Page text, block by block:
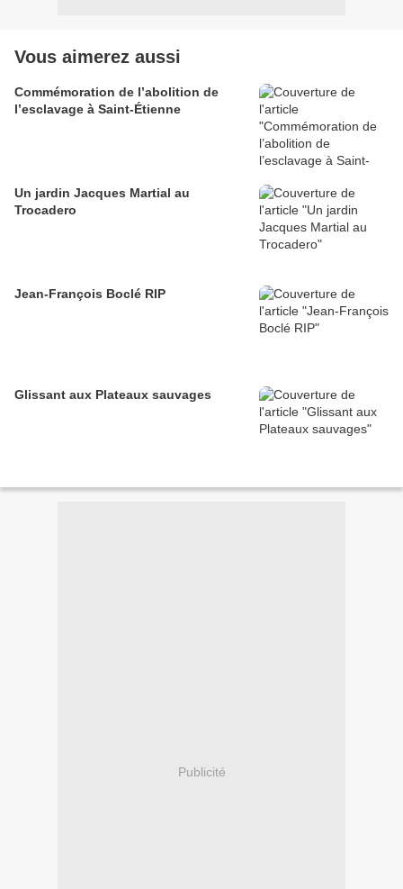
Vous aimerez aussi
Commémoration de l’abolition de
l’esclavage à Saint-Étienne
Un jardin Jacques Martial au
Trocadero
Jean-François Boclé RIP
Glissant aux Plateaux sauvages
Publicité